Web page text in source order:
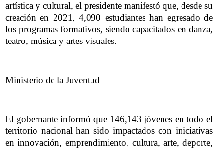
artística y cultural, el presidente manifestó que, desde su
creación en 2021, 4,090 estudiantes han egresado de
los programas formativos, siendo capacitados en danza,
teatro, música y artes visuales.
Ministerio de la Juventud
El gobernante informó que 146,143 jóvenes en todo el
territorio nacional han sido impactados con iniciativas
en innovación, emprendimiento, cultura, arte, deporte,